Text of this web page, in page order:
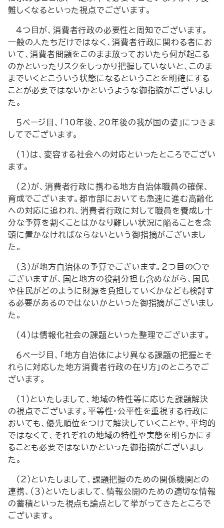
難しくなるといった視点でございます。
４つ目が、消費者行政の必要性と周知でございます。
一般の人たちだけではなく、消費者行政に関わる者にお
いて、消費者問題をこのまま放っておいたら何が起こる
のかといったリスクをしっかり把握していないと、このま
までいくとこういう状態になるということを明確にする
ことが必要ではないかというような御指摘がございまし
た。
５ページ目、「10年後、20年後の我が国の姿」につきま
してでございます。
（１）は、変容する社会への対応といったところでござい
ます。
（２）が、消費者行政に携わる地方自治体職員の確保、
育成でございます。都市部においても急速に進む高齢化
への対応に追われ、消費者行政に対して職員を養成し十
分な予算を割くことはかなり難しい状況に陥ることを念
頭に置かなければならないという御指摘がございまし
た。
（３）が地方自治体の予算でございます。２つ目の○で
ございますが、国と地方の役割分担も含めながら、国民
や住民がどのように財源を負担していくかなども検討す
る必要があるのではないかといった御指摘がございまし
た。
（４）は情報化社会の課題といった整理でございます。
６ページ目、「地方自治体により異なる課題の把握とそ
れらに対応した地方消費者行政の在り方」のところでご
ざいます。
（１）といたしまして、地域の特性等に応じた課題解決
の視点でございます。平等性・公平性を重視する行政に
おいても、優先順位をつけて解決していくことや、平均的
ではなくて、それぞれの地域の特性や実態を明らかにす
ることも必要ではないかといった御指摘がございまし
た。
（２）といたしまして、課題把握のための関係機関との
連携、（３）といたしまして、情報公開のための適切な情報
の蓄積といった視点も論点として挙がってきたところで
ございます。